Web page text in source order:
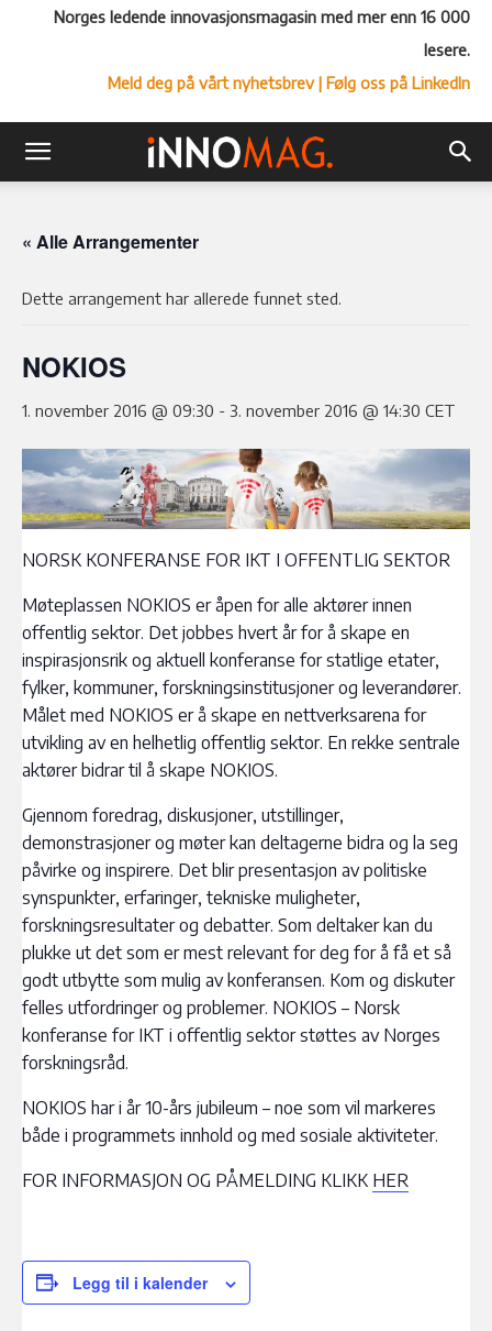
Norges ledende innovasjonsmagasin med mer enn 16 000
lesere.
Meld deg på vårt nyhetsbrev| Følg oss på LinkedIn
« Alle Arrangementer
Dette arrangement har allerede funnet sted.
NOKIOS
1. november 2016 @ 09:30 - 3. november 2016 @ 14:30 CET
NORSK KONFERANSE FOR IKT I OFFENTLIG SEKTOR
Møteplassen NOKIOS er åpen for alle aktører innen
offentlig sektor. Det jobbes hvert år for å skape en
inspirasjonsrik og aktuell konferanse for statlige etater,
fylker, kommuner, forskningsinstitusjoner og leverandører.
Målet med NOKIOS er å skape en nettverksarena for
utvikling av en helhetlig offentlig sektor. En rekke sentrale
aktører bidrar til å skape NOKIOS.
Gjennom foredrag, diskusjoner, utstillinger,
demonstrasjoner og møter kan deltagerne bidra og la seg
påvirke og inspirere. Det blir presentasjon av politiske
synspunkter, erfaringer, tekniske muligheter,
forskningsresultater og debatter. Som deltaker kan du
plukke ut det som er mest relevant for deg for å få et så
godt utbytte som mulig av konferansen. Kom og diskuter
felles utfordringer og problemer. NOKIOS – Norsk
konferanse for IKT i offentlig sektor støttes av Norges
forskningsråd.
NOKIOS har i år 10-års jubileum – noe som vil markeres
både i programmets innhold og med sosiale aktiviteter.
FOR INFORMASJON OG PÅMELDING KLIKK HER
Legg til i kalender